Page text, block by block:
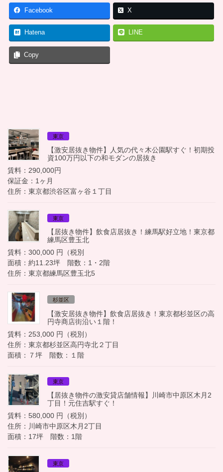
Facebook X
Hatena LINE
Copy
東京
【激安居抜き物件】人気の代々木公園駅すぐ！初期投
資100万円以下の和モダンの居抜き
賃料：290,000円
保証金：1ヶ月
住所：東京都渋谷区富ヶ谷１丁目
東京
【居抜き物件】飲食店居抜き！練馬駅好立地！東京都
練馬区豊玉北
賃料：300,000 円（税別
面積：約11.23坪 階数：1・2階
住所：東京都練馬区豊玉北5
杉並区
【激安居抜き物件】飲食店居抜き！東京都杉並区の高
円寺商店街沿い１階！
賃料：253,000 円（税別）
住所：東京都杉並区高円寺北２丁目
面積：７坪 階数：１階
東京
【居抜き物件の激安貸店舗情報】川崎市中原区木月2
丁目！元住吉駅すぐ！
賃料：580,000 円（税別）
住所：川崎市中原区木月2丁目
面積：17坪 階数：1階
東京